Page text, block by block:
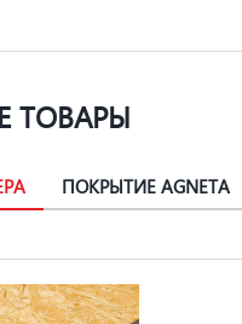
ТОВАРЫ
ПОКРЫТИЕ AGNETA